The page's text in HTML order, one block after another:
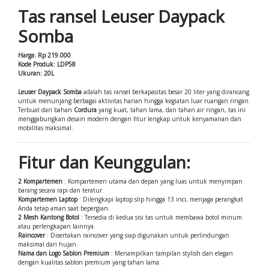
Tas ransel Leuser Daypack
Somba
Harga: Rp 219.000
Kode Produk: LDP58
Ukuran: 20L
Leuser Daypack Somba adalah tas ransel berkapasitas besar 20 liter yang dirancang
untuk menunjang berbagai aktivitas harian hingga kegiatan luar ruangan ringan.
Terbuat dari bahan Cordura yang kuat, tahan lama, dan tahan air ringan, tas ini
menggabungkan desain modern dengan fitur lengkap untuk kenyamanan dan
mobilitas maksimal.
Fitur dan Keunggulan:
2 Kompartemen : Kompartemen utama dan depan yang luas untuk menyimpan
barang secara rapi dan teratur.
Kompartemen Laptop: Dilengkapi laptop slip hingga 13 inci, menjaga perangkat
Anda tetap aman saat bepergian.
2 Mesh Kantong Botol : Tersedia di kedua sisi tas untuk membawa botol minum
atau perlengkapan lainnya.
Raincover: Disertakan raincover yang siap digunakan untuk perlindungan
maksimal dari hujan.
Nama dan Logo Sablon Premium : Menampilkan tampilan stylish dan elegan
dengan kualitas sablon premium yang tahan lama.